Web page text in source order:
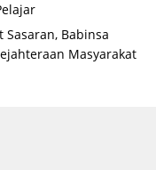
Sasaran, Babinsa
Masyarakat